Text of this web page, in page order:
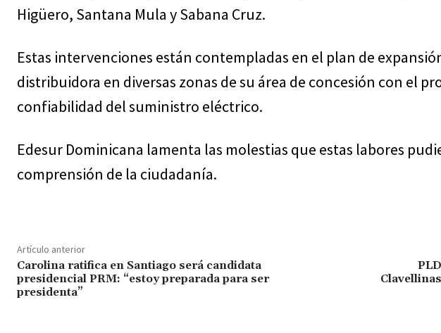
Higüero, Santana Mula y Sabana Cruz.
Estas intervenciones están contempladas en el plan de
distribuidora en diversas zonas de su área de concesión con el
confiabilidad del suministro eléctrico.
Edesur Dominicana lamenta las molestias que estas labores
comprensión de la ciudadanía.
Artículo anterior
Carolina ratifica en Santiago será candidata
presidencial PRM: “estoy preparada para ser
presidenta”